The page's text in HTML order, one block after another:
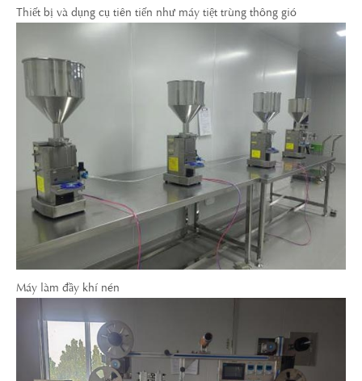
Thiết bị và dụng cụ tiên tiến như máy tiệt trùng thông gió
Máy làm đầy khí nén